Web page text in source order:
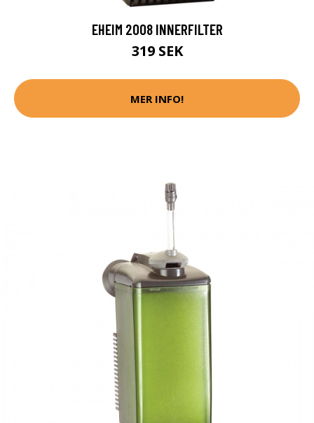
EHEIM 2008 INNERFILTER
319 SEK
MER INFO!